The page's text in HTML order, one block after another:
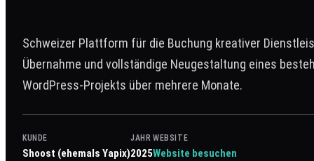
Schweizer Plattform für die Buchung kreativer
Übernahme und vollständige Neugestaltung eines
WordPress-Projekts über mehrere Monate.
KUNDE
Shoost (ehemals Yapix)
JAHR
2025
WEBSITE
Website besuchen